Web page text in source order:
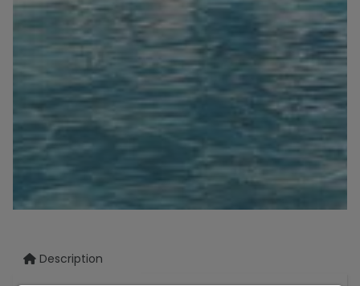
Description